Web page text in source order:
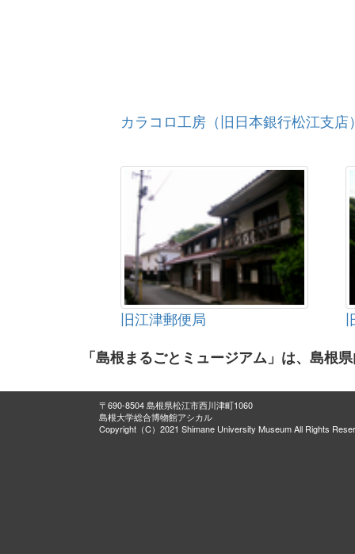
カラコロ工房（旧日本銀行松江支店
旧江津郵便局
「島根まるごとミュージアム」は、島根
〒690-8504 島根県松江市西川津町1060
島根大学総合博物館アシカル
Copyright（C）2021 Shimane University Museum All Rights